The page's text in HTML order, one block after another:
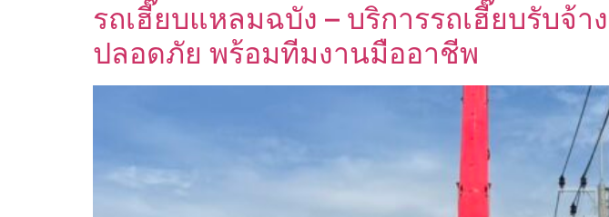
รถเฮี๊ยบแหลมฉบัง – บริการรถเฮี๊ยบรับจ้
ปลอดภัย พร้อมทีมงานมืออาชีพ